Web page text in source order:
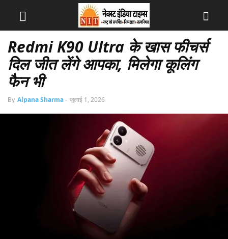
Redmi K90 Ultra के खास फीचर्स
दिल जीत लेंगे आपका, मिलेगा कूलिंग
फैन भी
By Alpana Sharma- जुलाई 1, 2026